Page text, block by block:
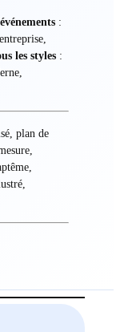
:
les styles:
plan de